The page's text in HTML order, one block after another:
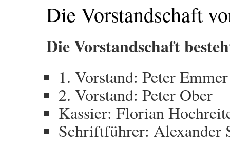
Die Vorstandschaft
Die Vorstandschaft
1. Vorstand: Peter Emmer
2. Vorstand: Peter Ober
Kassier: Florian
Schriftführer: Alexander